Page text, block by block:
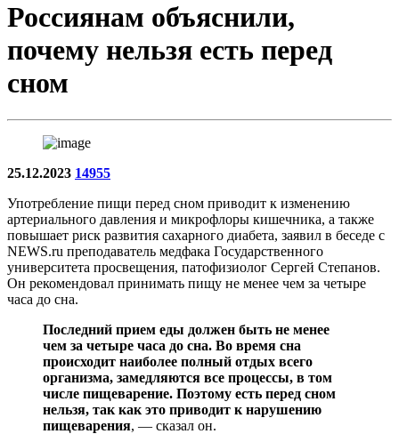
Россиянам объяснили,
почему нельзя есть перед
сном
25.12.2023 14955
Употребление пищи перед сном приводит к изменению
артериального давления и микрофлоры кишечника, а также
повышает риск развития сахарного диабета, заявил в беседе с
NEWS.ru преподаватель медфака Государственного
университета просвещения, патофизиолог Сергей Степанов.
Он рекомендовал принимать пищу не менее чем за четыре
часа до сна.
Последний прием еды должен быть не менее
чем за четыре часа до сна. Во время сна
происходит наиболее полный отдых всего
организма, замедляются все процессы, в том
числе пищеварение. Поэтому есть перед сном
нельзя, так как это приводит к нарушению
пищеварения, — сказал он.